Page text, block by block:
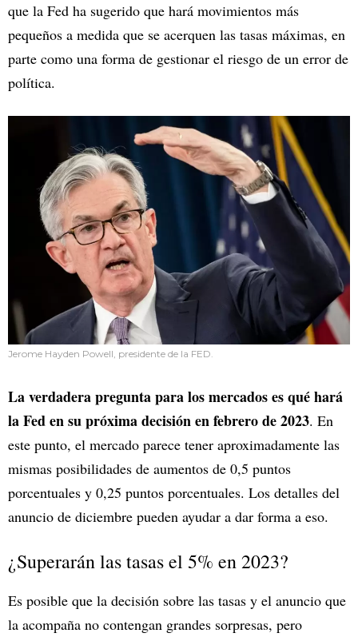
que la Fed ha sugerido que hará movimientos más
pequeños a medida que se acerquen las tasas máximas, en
parte como una forma de gestionar el riesgo de un error de
política.
Jerome Hayden Powell, presidente de la FED.
La verdadera pregunta para los mercados es qué hará
la Fed en su próxima decisión en febrero de 2023. En
este punto, el mercado parece tener aproximadamente las
mismas posibilidades de aumentos de 0,5 puntos
porcentuales y 0,25 puntos porcentuales. Los detalles del
anuncio de diciembre pueden ayudar a dar forma a eso.
¿Superarán las tasas el 5% en 2023?
Es posible que la decisión sobre las tasas y el anuncio que
la acompaña no contengan grandes sorpresas, pero